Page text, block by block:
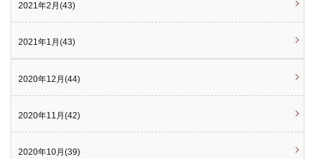
2021年2月(43)
2021年1月(43)
2020年12月(44)
2020年11月(42)
2020年10月(39)